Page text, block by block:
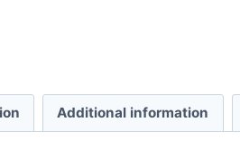
Additional information